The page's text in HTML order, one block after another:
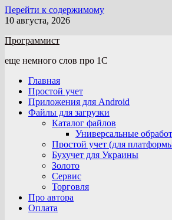
Перейти к содержимому
10 августа, 2026
Программист
еще немного слов про 1С
Главная
Простой учет
Приложения для Android
Файлы для загрузки
Каталог файлов
Универсальные
Простой учет (для
Бухучет для Украины
Золото
Сервис
Торговля
Про автора
Оплата